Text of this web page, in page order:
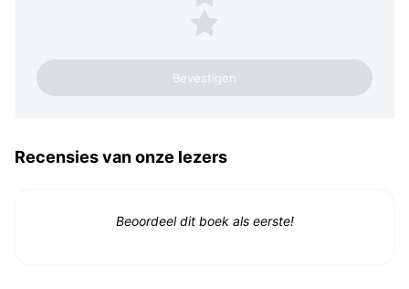
1 ster
Recensies van onze lezers
Beoordeel dit boek als eerste!